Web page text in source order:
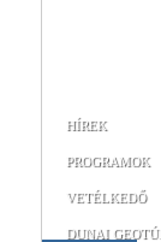
HÍREK
PROGRAMOK
VETÉLKEDŐ
DUNAI